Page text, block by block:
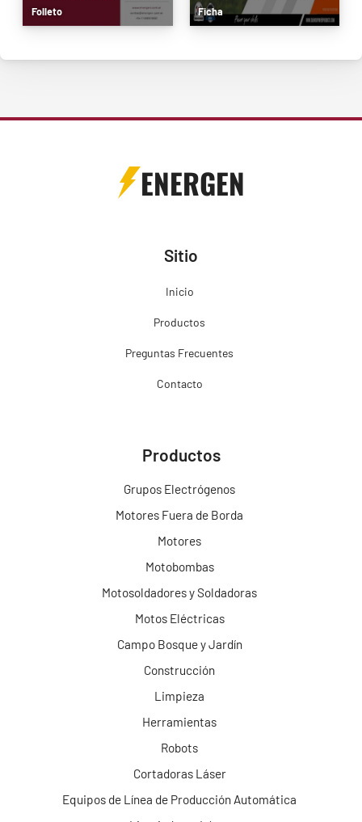
Folleto
Ficha
ENERGEN
Sitio
Inicio
Productos
Preguntas Frecuentes
Contacto
Productos
Grupos Electrógenos
Motores Fuera de Borda
Motores
Motobombas
Motosoldadores y Soldadoras
Motos Eléctricas
Campo Bosque y Jardín
Construcción
Limpieza
Herramientas
Robots
Cortadoras Láser
Equipos de Línea de Producción Automática